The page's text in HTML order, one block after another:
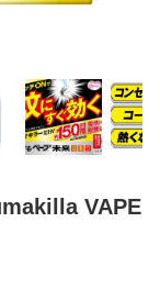
VAPE